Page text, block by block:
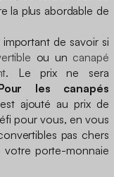
la plus abordable de
de savoir si
ou un canapé
. Le prix ne sera
les canapés
ajouté au prix de
pour vous, en vous
pas chers
porte-monnaie